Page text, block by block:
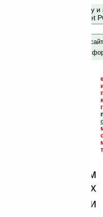
лучше
Поиск по сайту
Mobile и Pocket
только по
по сайту и
номера,
на
на нашем
, как и